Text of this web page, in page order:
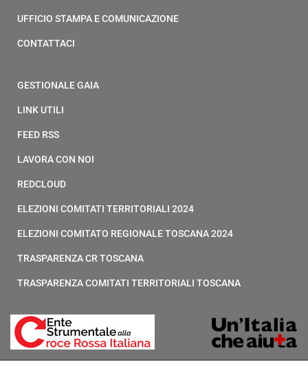
UFFICIO STAMPA E COMUNICAZIONE
CONTATTACI
GESTIONALE GAIA
LINK UTILI
FEED RSS
LAVORA CON NOI
REDCLOUD
ELEZIONI COMITATI TERRITORIALI 2024
ELEZIONI COMITATO REGIONALE TOSCANA 2024
TRASPARENZA CR TOSCANA
TRASPARENZA COMITATI TERRITORIALI TOSCANA